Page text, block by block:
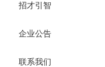
招才引智
企业公告
联系我们